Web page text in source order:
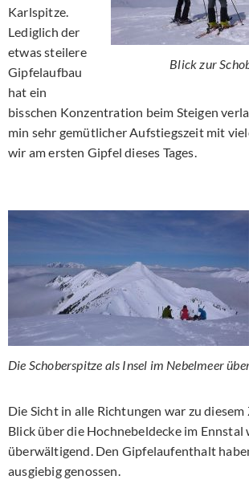
Blick zur
Karlspitze.
Lediglich der
etwas steilere
Gipfelaufbau
hat ein
bisschen Konzentration beim Steigen
min sehr gemütlicher Aufstiegszeit mit
wir am ersten Gipfel dieses Tages.
Die Schoberspitze als Insel im Nebelmeer
Die Sicht in alle Richtungen war zu
Blick über die Hochnebeldecke im Ennstal
überwältigend. Den Gipfelaufenthalt
ausgiebig genossen.